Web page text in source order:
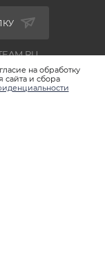
на обработку
и сбора